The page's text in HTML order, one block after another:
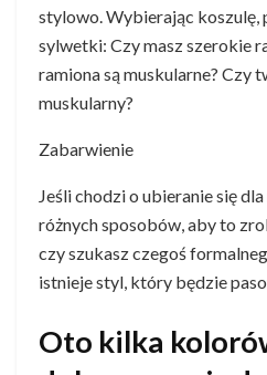
stylowo. Wybierając koszulę,
sylwetki: Czy masz szerokie
ramiona są muskularne? Czy
muskularny?
Zabarwienie
Jeśli chodzi o ubieranie się
różnych sposobów, aby to
czy szukasz czegoś
istnieje styl, który będzie
Oto kilka